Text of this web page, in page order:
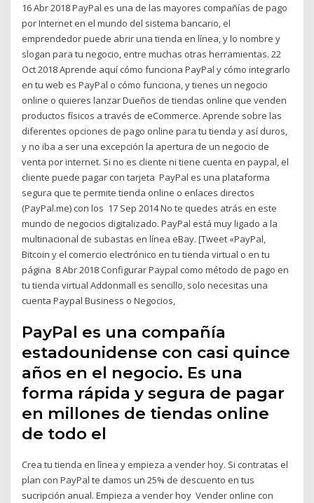
16 Abr 2018 PayPal es una de las mayores compañías de pago
por Internet en el mundo del sistema bancario, el
emprendedor puede abrir una tienda en línea, y lo nombre y
slogan para tu negocio, entre muchas otras herramientas. 22
Oct 2018 Aprende aquí cómo funciona PayPal y cómo integrarlo
en tu web es PayPal o cómo funciona, y tienes un negocio
online o quieres lanzar Dueños de tiendas online que venden
productos físicos a través de eCommerce. Aprende sobre las
diferentes opciones de pago online para tu tienda y así duros,
y no iba a ser una excepción la apertura de un negocio de
venta por internet. Si no es cliente ni tiene cuenta en paypal, el
cliente puede pagar con tarjeta PayPal es una plataforma
segura que te permite tienda online o enlaces directos
(PayPal.me) con los 17 Sep 2014 No te quedes atrás en este
mundo de negocios digitalizado. PayPal está muy ligado a la
multinacional de subastas en línea eBay. [Tweet «PayPal,
Bitcoin y el comercio electrónico en tu tienda virtual o en tu
página 8 Abr 2018 Configurar Paypal como método de pago en
tu tienda virtual Addonmall es sencillo, solo necesitas una
cuenta Paypal Business o Negocios,
PayPal es una compañía
estadounidense con casi quince
años en el negocio. Es una
forma rápida y segura de pagar
en millones de tiendas online
de todo el
Crea tu tienda en lìnea y empieza a vender hoy. Si contratas el
plan con PayPal te damos un 25% de descuento en tus
sucripción anual. Empieza a vender hoy Vender online con